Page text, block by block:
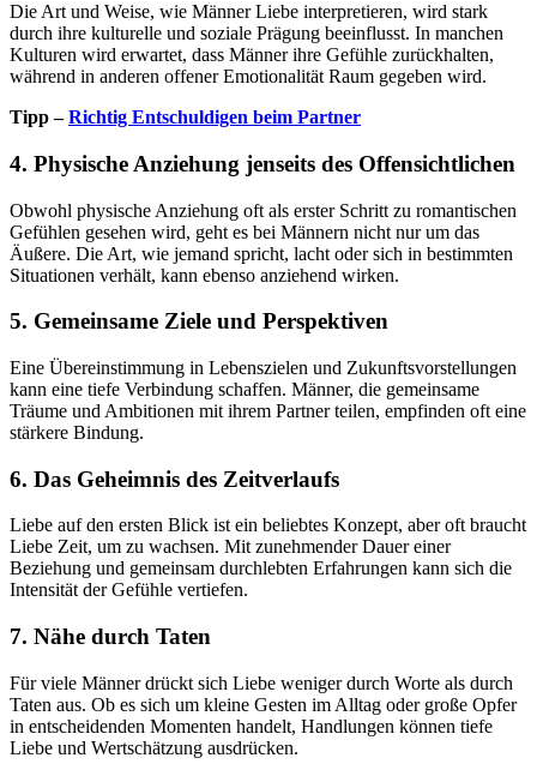
Die Art und Weise, wie Männer Liebe interpretieren, wird stark
durch ihre kulturelle und soziale Prägung beeinflusst. In manchen
Kulturen wird erwartet, dass Männer ihre Gefühle zurückhalten,
während in anderen offener Emotionalität Raum gegeben wird.
Tipp –Richtig Entschuldigen beim Partner
4. Physische Anziehung jenseits des Offensichtlichen
Obwohl physische Anziehung oft als erster Schritt zu romantischen
Gefühlen gesehen wird, geht es bei Männern nicht nur um das
Äußere. Die Art, wie jemand spricht, lacht oder sich in bestimmten
Situationen verhält, kann ebenso anziehend wirken.
5. Gemeinsame Ziele und Perspektiven
Eine Übereinstimmung in Lebenszielen und Zukunftsvorstellungen
kann eine tiefe Verbindung schaffen. Männer, die gemeinsame
Träume und Ambitionen mit ihrem Partner teilen, empfinden oft eine
stärkere Bindung.
6. Das Geheimnis des Zeitverlaufs
Liebe auf den ersten Blick ist ein beliebtes Konzept, aber oft braucht
Liebe Zeit, um zu wachsen. Mit zunehmender Dauer einer
Beziehung und gemeinsam durchlebten Erfahrungen kann sich die
Intensität der Gefühle vertiefen.
7. Nähe durch Taten
Für viele Männer drückt sich Liebe weniger durch Worte als durch
Taten aus. Ob es sich um kleine Gesten im Alltag oder große Opfer
in entscheidenden Momenten handelt, Handlungen können tiefe
Liebe und Wertschätzung ausdrücken.